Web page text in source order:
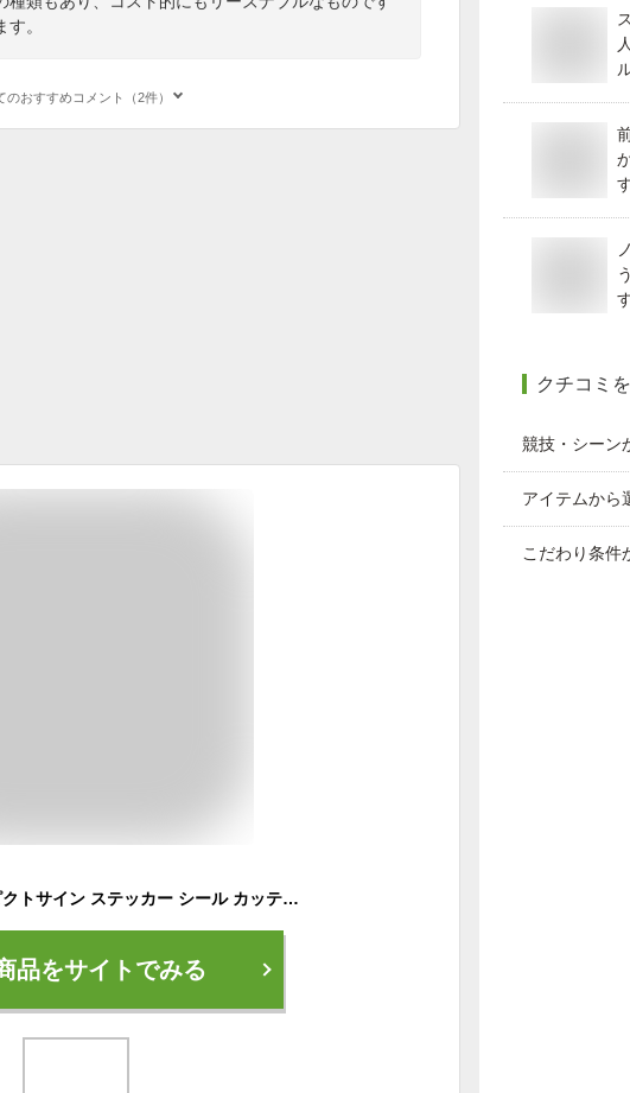
。
のおすすめコメント（2件）
警告 注意 土足禁止 ピクトサイン ステッカー シール カッティングシート 塩ビ製 9x9cm インテリア 施設 案内 注意
品をサイトでみる
クチコミ
競技・シーン
アイテムから
こだわり条件